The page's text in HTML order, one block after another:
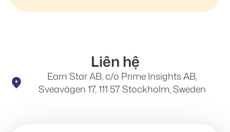
Liên hệ
Earn Star AB, c/o Prime Insights AB,
Sveavägen 17, 111 57 Stockholm, Sweden